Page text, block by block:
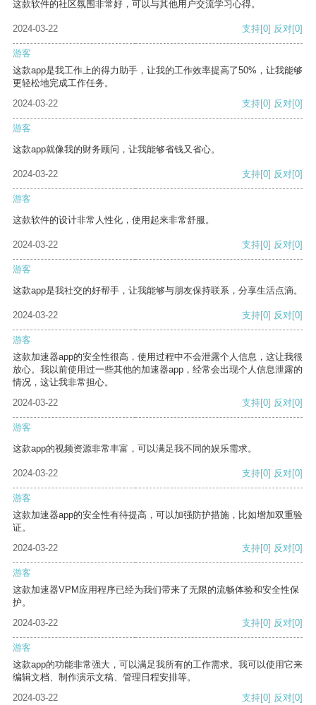
这款软件的社区氛围非常好，可以与其他用户交流学习心得。
2024-03-22 支持[0] 反对[0]
游客
这款app是我工作上的得力助手，让我的工作效率提高了50%，让我能够
更轻松地完成工作任务。
2024-03-22
支持[0] 反对[0]
游客
这款app就像我的财务顾问，让我能够省钱又省心。
2024-03-22 支持[0] 反对[0]
游客
这款软件的设计非常人性化，使用起来非常舒服。
2024-03-22 支持[0] 反对[0]
游客
这款app是我社交的好帮手，让我能够与朋友保持联系，分享生活点滴。
2024-03-22 支持[0] 反对[0]
游客
这款加速器app的安全性很高，使用过程中不会泄露个人信息，这让我很
放心。我以前使用过一些其他的加速器app，经常会出现个人信息泄露的
情况，这让我非常担心。
2024-03-22
支持[0] 反对[0]
游客
这款app的视频资源非常丰富，可以满足我不同的娱乐需求。
2024-03-22 支持[0] 反对[0]
游客
这款加速器app的安全性有待提高，可以加强防护措施，比如增加双重验
证。
2024-03-22
支持[0] 反对[0]
游客
这款加速器VPM应用程序已经为我们带来了无限的流畅体验和安全性保
护。
2024-03-22
支持[0] 反对[0]
游客
这款app的功能非常强大，可以满足我所有的工作需求。我可以使用它来
编辑文档、制作演示文稿、管理日程安排等。
2024-03-22
支持[0] 反对[0]